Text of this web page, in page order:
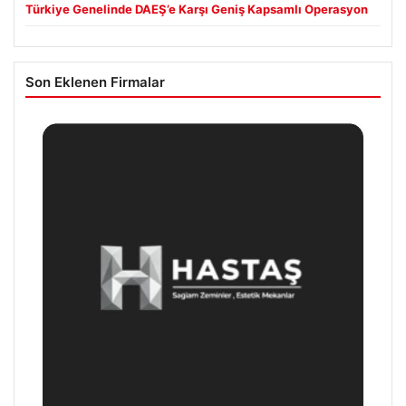
Türkiye Genelinde DAEŞ’e Karşı Geniş Kapsamlı Operasyon
Son Eklenen Firmalar